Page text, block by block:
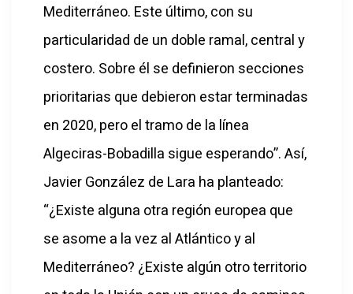
Mediterráneo. Este último, con su
particularidad de un doble ramal, central y
costero. Sobre él se definieron secciones
prioritarias que debieron estar terminadas
en 2020, pero el tramo de la línea
Algeciras-Bobadilla sigue esperando”. Así,
Javier González de Lara ha planteado:
“¿Existe alguna otra región europea que
se asome a la vez al Atlántico y al
Mediterráneo? ¿Existe algún otro territorio